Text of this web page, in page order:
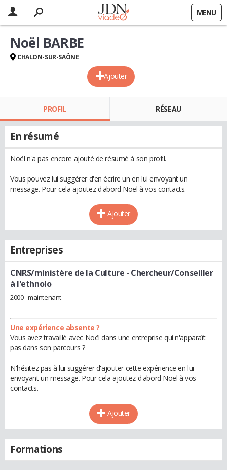
MENU
Ajouter
Noël BARBE
CHALON-SUR-SAÔNE
PROFIL RÉSEAU
En résumé
Noël n'a pas encore ajouté de résumé à son profil.
Vous pouvez lui suggérer d'en écrire un en lui envoyant un
message. Pour cela ajoutez d'abord Noël à vos contacts.
Ajouter
Entreprises
CNRS/ministère de la Culture - Chercheur/Conseiller
à l'ethnolo
2000 - maintenant
Une expérience absente ?
Vous avez travaillé avec Noël dans une entreprise qui n'apparaît
pas dans son parcours ?
N'hésitez pas à lui suggérer d'ajouter cette expérience en lui
envoyant un message. Pour cela ajoutez d'abord Noël à vos
contacts.
Ajouter
Formations